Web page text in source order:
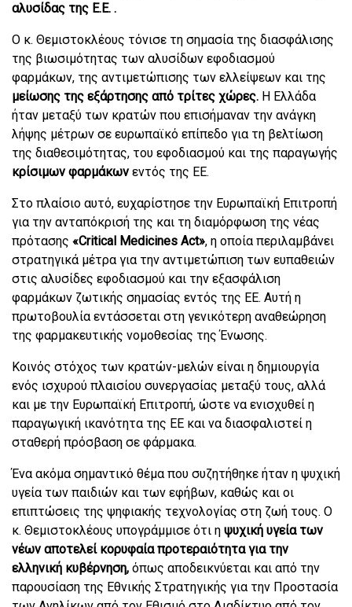
αλυσίδας της Ε.Ε. .
Ο κ. Θεμιστοκλέους τόνισε τη σημασία της διασφάλισης
της βιωσιμότητας των αλυσίδων εφοδιασμού
φαρμάκων, της αντιμετώπισης των ελλείψεων και της
μείωσης της εξάρτησης από τρίτες χώρες. Η Ελλάδα
ήταν μεταξύ των κρατών που επισήμαναν την ανάγκη
λήψης μέτρων σε ευρωπαϊκό επίπεδο για τη βελτίωση
της διαθεσιμότητας, του εφοδιασμού και της παραγωγής
κρίσιμων φαρμάκων εντός της ΕΕ.
Στο πλαίσιο αυτό, ευχαρίστησε την Ευρωπαϊκή Επιτροπή
για την ανταπόκρισή της και τη διαμόρφωση της νέας
πρότασης «Critical Medicines Act», η οποία περιλαμβάνει
στρατηγικά μέτρα για την αντιμετώπιση των ευπαθειών
στις αλυσίδες εφοδιασμού και την εξασφάλιση
φαρμάκων ζωτικής σημασίας εντός της ΕΕ. Αυτή η
πρωτοβουλία εντάσσεται στη γενικότερη αναθεώρηση
της φαρμακευτικής νομοθεσίας της Ένωσης.
Κοινός στόχος των κρατών-μελών είναι η δημιουργία
ενός ισχυρού πλαισίου συνεργασίας μεταξύ τους, αλλά
και με την Ευρωπαϊκή Επιτροπή, ώστε να ενισχυθεί η
παραγωγική ικανότητα της ΕΕ και να διασφαλιστεί η
σταθερή πρόσβαση σε φάρμακα.
Ένα ακόμα σημαντικό θέμα που συζητήθηκε ήταν η ψυχική
υγεία των παιδιών και των εφήβων, καθώς και οι
επιπτώσεις της ψηφιακής τεχνολογίας στη ζωή τους. Ο
κ. Θεμιστοκλέους υπογράμμισε ότι η ψυχική υγεία των
νέων αποτελεί κορυφαία προτεραιότητα για την
ελληνική κυβέρνηση, όπως αποδεικνύεται και από την
παρουσίαση της Εθνικής Στρατηγικής για την Προστασία